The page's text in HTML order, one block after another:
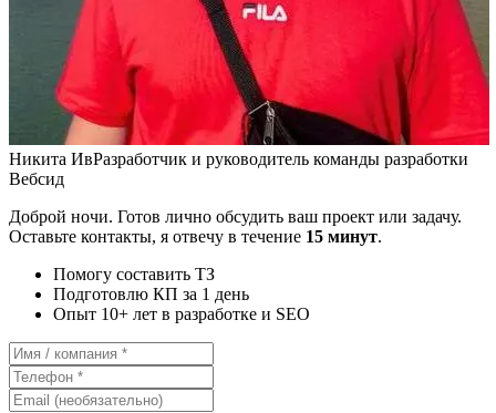
Никита ИвРазработчик и руководитель команды разработки
Вебсид
Доброй ночи. Готов лично обсудить ваш проект или задачу.
Оставьте контакты, я отвечу в течение 15 минут.
Помогу составить ТЗ
Подготовлю КП за 1 день
Опыт 10+ лет в разработке и SEO